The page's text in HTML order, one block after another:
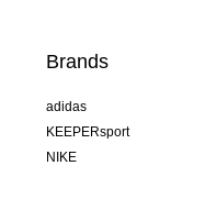
Brands
adidas
KEEPERsport
NIKE